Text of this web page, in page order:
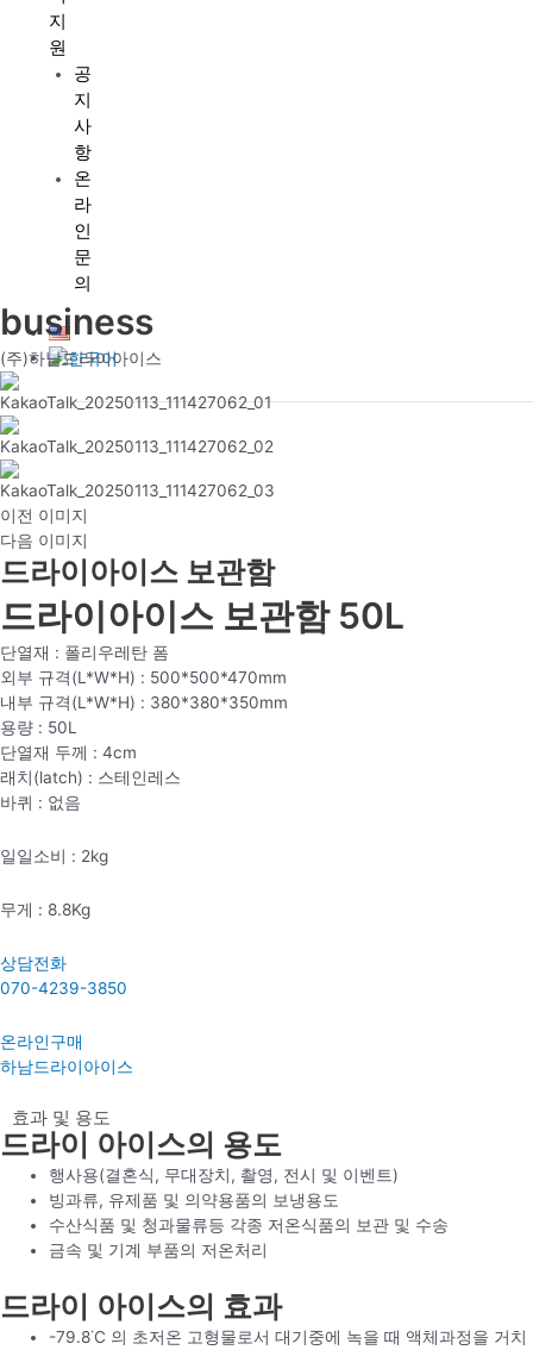
지
원
공
지
사
항
온
라
인
문
의
business
(주)하남드라이아이스
이전 이미지
다음 이미지
드라이아이스 보관함
드라이아이스 보관함 50L
단열재 : 폴리우레탄 폼
외부 규격(L*W*H) : 500*500*470mm
내부 규격(L*W*H) : 380*380*350mm
용량 : 50L
단열재 두께 : 4cm
래치(latch) : 스테인레스
바퀴 : 없음
일일소비 : 2kg
무게 : 8.8Kg
상담전화
070-4239-3850
온라인구매
하남드라이아이스
효과 및 용도
드라이 아이스의 용도
행사용(결혼식, 무대장치, 촬영, 전시 및 이벤트)
빙과류, 유제품 및 의약용품의 보냉용도
수산식품 및 청과물류등 각종 저온식품의 보관 및 수송
금속 및 기계 부품의 저온처리
드라이 아이스의 효과
-79.8˙C 의 초저온 고형물로서 대기중에 녹을 때 액체과정을 거치